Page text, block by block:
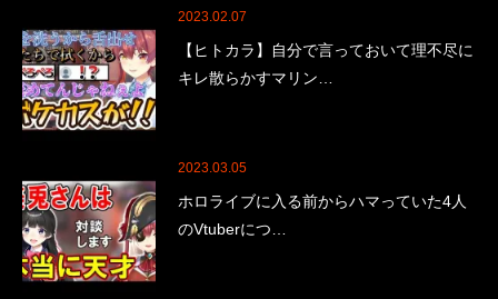
2023.02.07
【ヒトカラ】自分で言っておいて理不尽に
キレ散らかすマリン…
2023.03.05
ホロライブに入る前からハマっていた4人
のVtuberにつ…